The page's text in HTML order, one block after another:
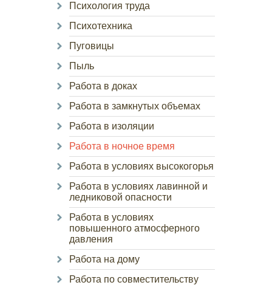
Психология труда
Психотехника
Пуговицы
Пыль
Работа в доках
Работа в замкнутых объемах
Работа в изоляции
Работа в ночное время
Работа в условиях высокогорья
Работа в условиях лавинной и
ледниковой опасности
Работа в условиях
повышенного атмосферного
давления
Работа на дому
Работа по совместительству